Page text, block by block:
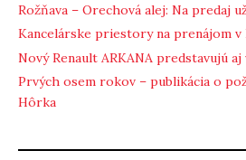
Rožňava – Orechová alej: Na predaj
Kancelárske priestory na prenájom v
Nový Renault ARKANA predstavujú aj
Prvých osem rokov – publikácia o
Hôrka